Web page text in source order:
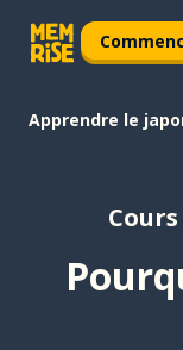
Apprendre le